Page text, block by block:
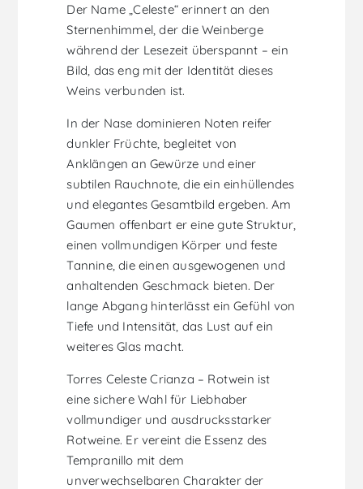
Der Name „Celeste“ erinnert an den
Sternenhimmel, der die Weinberge
während der Lesezeit überspannt – ein
Bild, das eng mit der Identität dieses
Weins verbunden ist.
In der Nase dominieren Noten reifer
dunkler Früchte, begleitet von
Anklängen an Gewürze und einer
subtilen Rauchnote, die ein einhüllendes
und elegantes Gesamtbild ergeben. Am
Gaumen offenbart er eine gute Struktur,
einen vollmundigen Körper und feste
Tannine, die einen ausgewogenen und
anhaltenden Geschmack bieten. Der
lange Abgang hinterlässt ein Gefühl von
Tiefe und Intensität, das Lust auf ein
weiteres Glas macht.
Torres Celeste Crianza – Rotwein ist
eine sichere Wahl für Liebhaber
vollmundiger und ausdrucksstarker
Rotweine. Er vereint die Essenz des
Tempranillo mit dem
unverwechselbaren Charakter der